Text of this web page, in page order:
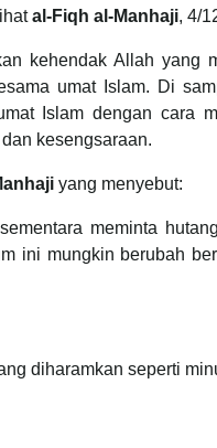
al-Fiqh al-Manhaji, 4/
kehendak Allah yang
umat Islam. Di
Islam dengan cara
kesengsaraan.
yang menyebut:
meminta
ini mungkin berubah
diharamkan seperti